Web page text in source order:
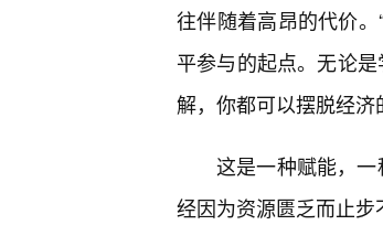
往伴随着高昂的代价
平参与的起点。无论
解，你都可以摆脱经济
这是一种赋能，
经因为资源匮乏而止步